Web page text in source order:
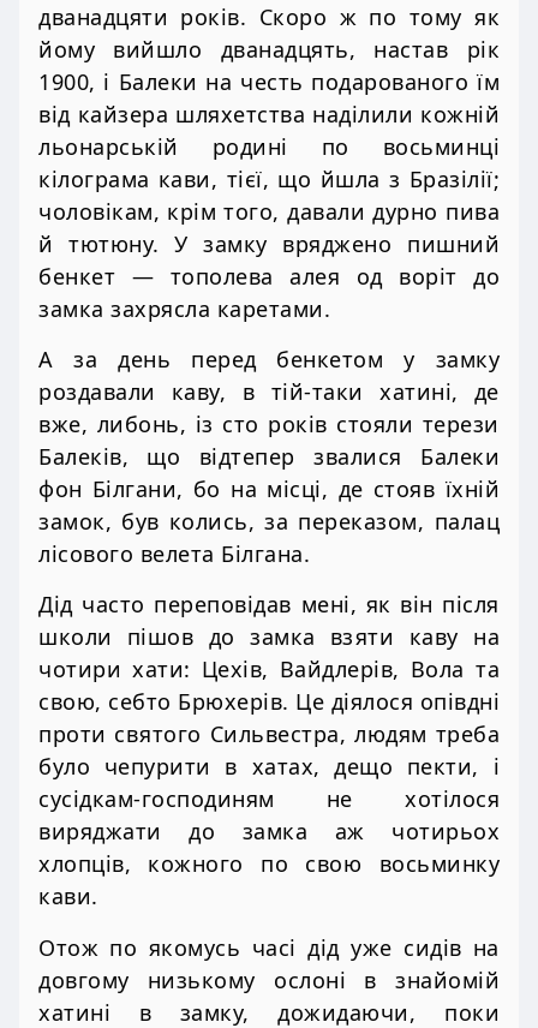
дванадцяти років. Скоро ж по тому як
йому вийшло дванадцять, настав рік
1900, і Балеки на честь подарованого їм
від кайзера шляхетства наділили кожній
льонарській родині по восьминці
кілограма кави, тієї, що йшла з Бразілії;
чоловікам, крім того, давали дурно пива
й тютюну. У замку вряджено пишний
бенкет — тополева алея од воріт до
замка захрясла каретами.
А за день перед бенкетом у замку
роздавали каву, в тій-таки хатині, де
вже, либонь, із сто років стояли терези
Балеків, що відтепер звалися Балеки
фон Білгани, бо на місці, де стояв їхній
замок, був колись, за переказом, палац
лісового велета Білгана.
Дід часто переповідав мені, як він після
школи пішов до замка взяти каву на
чотири хати: Цехів, Вайдлерів, Вола та
свою, себто Брюхерів. Це діялося опівдні
проти святого Сильвестра, людям треба
було чепурити в хатах, дещо пекти, і
сусідкам-господиням не хотілося
виряджати до замка аж чотирьох
хлопців, кожного по свою восьминку
кави.
Отож по якомусь часі дід уже сидів на
довгому низькому ослоні в знайомій
хатині в замку, дожидаючи, поки